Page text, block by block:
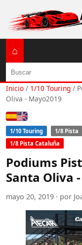
⌂
Buscar
Inicio / 1/10 Touring /
Oliva - Mayo2019
Español
English (US / UK)
1/10 Touring 1/8 Pista
1/8 Pista Cataluña
Podiums
Santa Oliva
mayo 20, 2019 · por